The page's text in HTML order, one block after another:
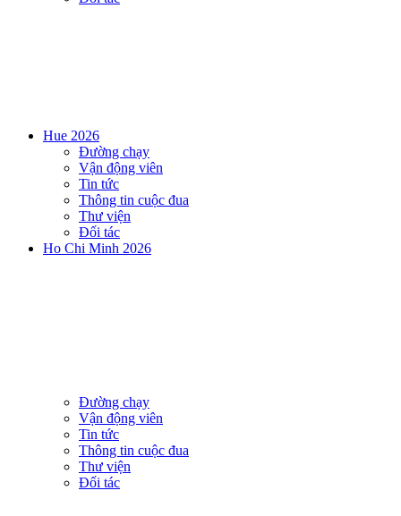
Hue 2026
Đường chạy
Vận động viên
Tin tức
Thông tin cuộc đua
Thư viện
Đối tác
Ho Chi Minh 2026
Đường chạy
Vận động viên
Tin tức
Thông tin cuộc đua
Thư viện
Đối tác